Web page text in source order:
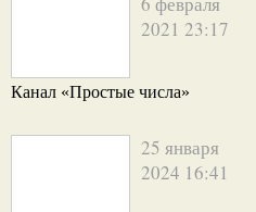
2021 23:17
Канал «Простые числа»
25 января
2024 16:41